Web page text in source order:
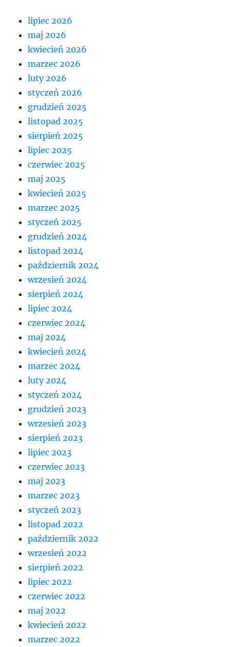
lipiec 2026
maj 2026
kwiecień 2026
marzec 2026
luty 2026
styczeń 2026
grudzień 2025
listopad 2025
sierpień 2025
lipiec 2025
czerwiec 2025
maj 2025
kwiecień 2025
marzec 2025
styczeń 2025
grudzień 2024
listopad 2024
październik 2024
wrzesień 2024
sierpień 2024
lipiec 2024
czerwiec 2024
maj 2024
kwiecień 2024
marzec 2024
luty 2024
styczeń 2024
grudzień 2023
wrzesień 2023
sierpień 2023
lipiec 2023
czerwiec 2023
maj 2023
marzec 2023
styczeń 2023
listopad 2022
październik 2022
wrzesień 2022
sierpień 2022
lipiec 2022
czerwiec 2022
maj 2022
kwiecień 2022
marzec 2022